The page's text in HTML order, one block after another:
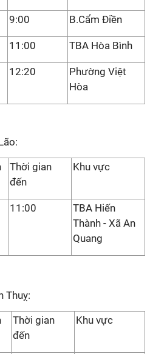
9:00 B.Cẩm Điền
11:00 TBA Hòa Bình
12:20
Phường Việt
Hòa
Thời gian
đến
Khu vực
11:00
TBA Hiến
Thành - Xã An
Quang
Thuỵ:
Thời gian
đến
Khu vực